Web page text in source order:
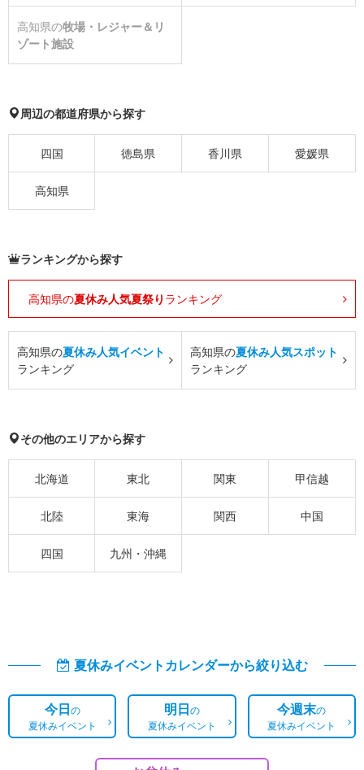
高知県の牧場・レジャー＆リ
ゾート施設
周辺の都道府県から探す
四国 徳島県 香川県 愛媛県
高知県
ランキングから探す
高知県の夏休み人気夏祭り ランキング
高知県の夏休み人気イベント
ランキング
高知県の夏休み人気スポット
ランキング
その他のエリアから探す
北海道 東北 関東 甲信越
北陸 東海 関西 中国
四国 九州・沖縄
夏休みイベントカレンダーから絞り込む
今日の
夏休みイベント
明日の
夏休みイベント
今週末の
夏休みイベント